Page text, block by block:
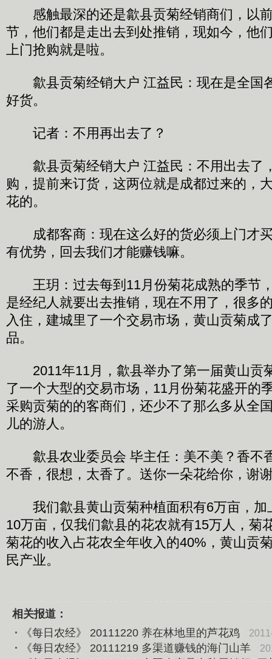
感触最深的还是歙县贡菊经销商们，以
节，他们都是走出去到处推销，现如今，他
上门抢购就是啦。
歙县贡菊经销大户 江益民：现在是全国
好货。
记者：不用再出去了？
歙县贡菊经销大户 江益民：不用出去了
购，提前来订货，这两位就是成都过来的，
花的。
成都客商：现在这么好的货必须上门才
有优势，回去我们才能赚钱嘛。
王玥：过去每到11月份菊花成熟的季节
是经纪人就要出去推销，现在不用了，很多
入住，建城里了一个交易市场，黄山贡菊成
品。
2011年11月，歙县举办了第一届黄山贡
了一个大型的交易市场，11月份菊花盛开的
采购贡菊的的客商们，还少不了那么多从全
儿的游人。
歙县农业委员会 毕主任：美不美？香不
不香，很想，太香了。送你一朵花给你，谢
我们歙县黄山贡菊种植面积有6万亩，加
10万亩，仅我们歙县的花农就有15万人，菊
菊花的收入占花农全年收入的40%，黄山贡
民产业。
相关报道：
《每日农经》 20111220 养在林地里的芦花鸡
《每日农经》 20111219 多渠道赚钱的海门山羊